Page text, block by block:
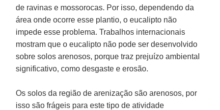
de ravinas e mossorocas. Por isso, dependendo da
área onde ocorre esse plantio, o eucalipto não
impede esse problema. Trabalhos internacionais
mostram que o eucalipto não pode ser desenvolvido
sobre solos arenosos, porque traz prejuízo ambiental
significativo, como desgaste e erosão.
Os solos da região de arenização são arenosos, por
isso são frágeis para este tipo de atividade